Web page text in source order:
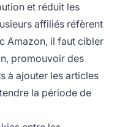
et réduit les
affiliés réfèrent
Amazon, il faut cibler
promouvoir des
à ajouter les articles
la période de